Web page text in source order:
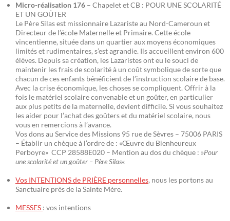
Micro-réalisation 176 – Chapelet et CB : POUR UNE SCOLARITÉ
ET UN GOÛTER
Le Père Silas est missionnaire Lazariste au Nord-Cameroun et
Directeur de l’école Maternelle et Primaire. Cette école
vincentienne, située dans un quartier aux moyens économiques
limités et rudimentaires, s’est agrandie. Ils accueillent environ 600
élèves. Depuis sa création, les Lazaristes ont eu le souci de
maintenir les frais de scolarité à un coût symbolique de sorte que
chacun de ces enfants bénéficient de l’instruction scolaire de base.
Avec la crise économique, les choses se compliquent. Offrir à la
fois le matériel scolaire convenable et un goûter, en particulier
aux plus petits de la maternelle, devient difficile. Si vous souhaitez
les aider pour l’achat des goûters et du matériel scolaire, nous
vous en remercions à l’avance.
Vos dons au Service des Missions 95 rue de Sèvres – 75006 PARIS
– Établir un chèque à l’ordre de : «Œuvre du Bienheureux
Perboyre» CCP 28588E020 – Mention au dos du chèque : »Pour
une scolarité et un goûter – Père Silas«
Vos INTENTIONS de PRIÈRE personnelles, nous les portons au
Sanctuaire près de la Sainte Mère.
MESSES : vos intentions